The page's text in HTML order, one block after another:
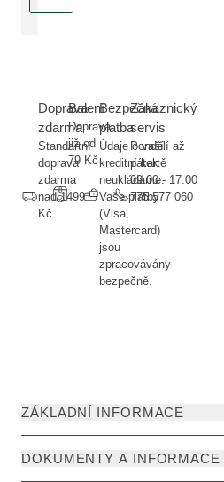
Doprava
zdarma
Standartní
doprava
zdarma
nad 1499
Kč
Balení
Doprava
již od
79 Kč
Bezpečná
platba
Údaje o vaší
kreditní kartě
neukládáme.
Vaše platby
(Visa,
Mastercard)
jsou
zpracovávány
bezpečně.
Zákaznický
servis
Pondělí až
pátek
09:00 - 17:00
775 577 060
ZÁKLADNÍ INFORMACE
DOKUMENTY A INFORMACE